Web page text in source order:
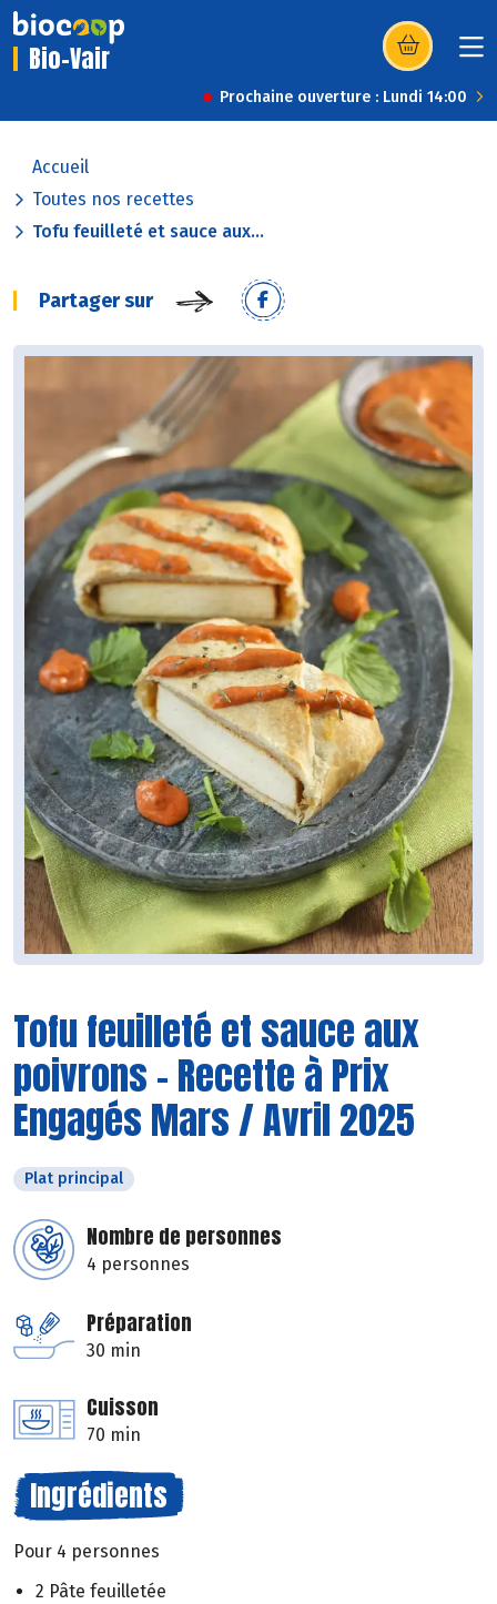
Bio-Vair (s’ouvre dans
Prochaine ouverture : Lundi 14:00
Accueil
Toutes nos recettes
Tofu feuilleté et sauce aux...
Partager sur
Tofu feuilleté et sauce aux
poivrons - Recette à Prix
Engagés Mars / Avril 2025
Plat principal
Nombre de personnes
4 personnes
Préparation
30 min
Cuisson
70 min
Ingrédients
Pour 4 personnes
2 Pâte feuilletée